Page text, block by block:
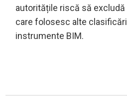
autoritățile riscă să
care folosesc alte
instrumente BIM.